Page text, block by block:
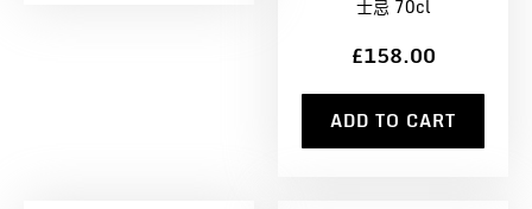
士忌 70cl
£158.00
ADD TO CART